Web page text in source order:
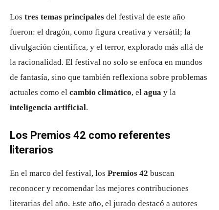
Los tres temas principales del festival de este año
fueron: el dragón, como figura creativa y versátil; la
divulgación científica, y el terror, explorado más allá de
la racionalidad. El festival no solo se enfoca en mundos
de fantasía, sino que también reflexiona sobre problemas
actuales como el cambio climático, el agua y la
inteligencia artificial.
Los Premios 42 como referentes
literarios
En el marco del festival, los Premios 42 buscan
reconocer y recomendar las mejores contribuciones
literarias del año. Este año, el jurado destacó a autores